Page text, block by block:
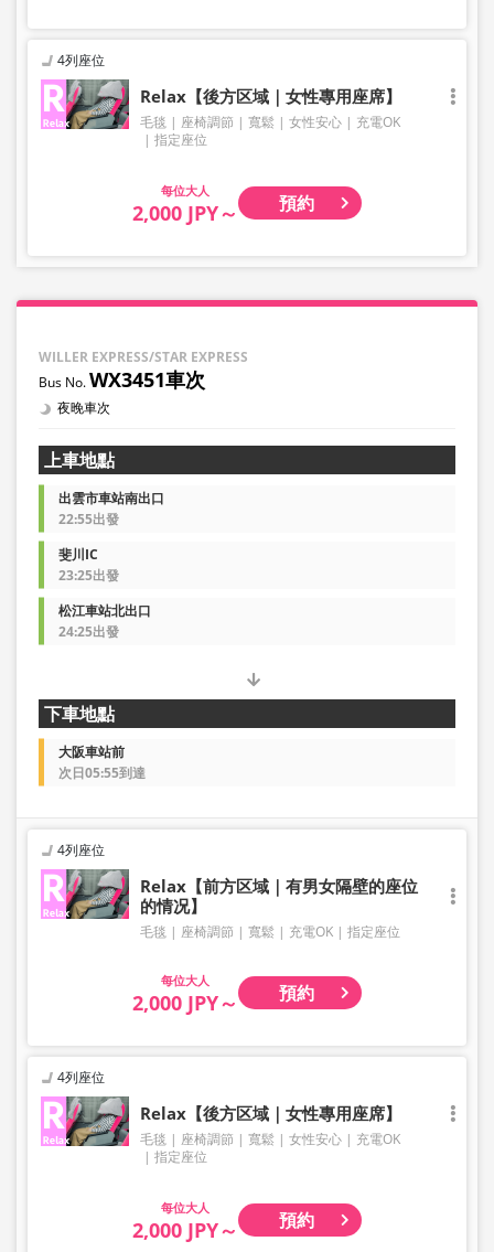
4列座位
Relax【後方区域｜女性專用座席】
毛毯 座椅調節 寬鬆 女性安心
充電OK
指定座位
大人
2,000 JPY～ 預約
WILLER EXPRESS/STAR EXPRESS
WX3451車次
夜晚車次
上車地點
出雲市車站南出口
22:55出發
斐川IC
23:25出發
松江車站北出口
24:25出發
下車地點
大阪車站前
次日05:55到達
4列座位
Relax【前方区域｜有男女隔壁的座位
的情况】
毛毯 座椅調節 寬鬆 充電OK 指定座位
大人
2,000 JPY～ 預約
4列座位
Relax【後方区域｜女性專用座席】
毛毯 座椅調節 寬鬆 女性安心
充電OK
指定座位
大人
2,000 JPY～ 預約